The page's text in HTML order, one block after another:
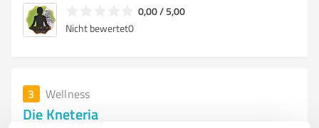
0,00 / 5,00
Nicht bewertet0
3 Wellness
Die Kneteria